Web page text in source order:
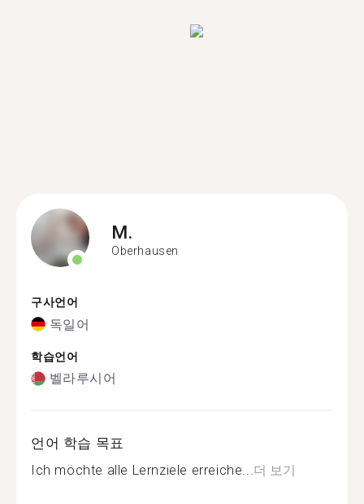
M.
Oberhausen
구사언어
독일어
학습언어
벨라루시어
언어 학습 목표
Ich möchte alle Lernziele erreiche...더 보기